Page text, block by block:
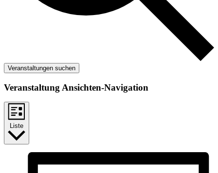
Veranstaltungen suchen
Veranstaltung Ansichten-Navigation
Liste